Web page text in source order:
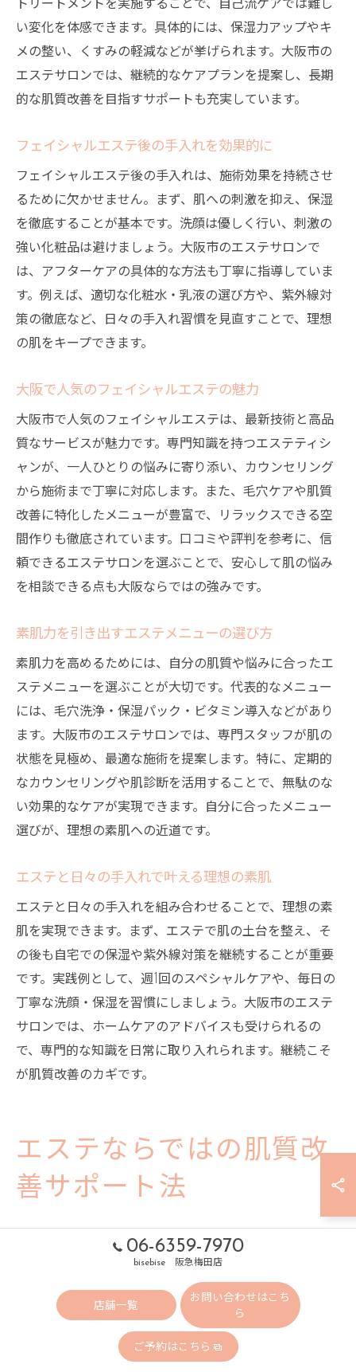
い変化を体感できます。具体的には、保湿力アップやキ
メの整い、くすみの軽減などが挙げられます。大阪市の
エステサロンでは、継続的なケアプランを提案し、長期
的な肌質改善を目指すサポートも充実しています。
フェイシャルエステ後の手入れを効果的に
フェイシャルエステ後の手入れは、施術効果を持続させ
るために欠かせません。まず、肌への刺激を抑え、保湿
を徹底することが基本です。洗顔は優しく行い、刺激の
強い化粧品は避けましょう。大阪市のエステサロンで
は、アフターケアの具体的な方法も丁寧に指導していま
す。例えば、適切な化粧水・乳液の選び方や、紫外線対
策の徹底など、日々の手入れ習慣を見直すことで、理想
の肌をキープできます。
大阪で人気のフェイシャルエステの魅力
大阪市で人気のフェイシャルエステは、最新技術と高品
質なサービスが魅力です。専門知識を持つエステティシ
ャンが、一人ひとりの悩みに寄り添い、カウンセリング
から施術まで丁寧に対応します。また、毛穴ケアや肌質
改善に特化したメニューが豊富で、リラックスできる空
間作りも徹底されています。口コミや評判を参考に、信
頼できるエステサロンを選ぶことで、安心して肌の悩み
を相談できる点も大阪ならではの強みです。
素肌力を引き出すエステメニューの選び方
素肌力を高めるためには、自分の肌質や悩みに合ったエ
ステメニューを選ぶことが大切です。代表的なメニュー
には、毛穴洗浄・保湿パック・ビタミン導入などがあり
ます。大阪市のエステサロンでは、専門スタッフが肌の
状態を見極め、最適な施術を提案します。特に、定期的
なカウンセリングや肌診断を活用することで、無駄のな
い効果的なケアが実現できます。自分に合ったメニュー
選びが、理想の素肌への近道です。
エステと日々の手入れで叶える理想の素肌
エステと日々の手入れを組み合わせることで、理想の素
肌を実現できます。まず、エステで肌の土台を整え、そ
の後も自宅での保湿や紫外線対策を継続することが重要
です。実践例として、週1回のスペシャルケアや、毎日の
丁寧な洗顔・保湿を習慣にしましょう。大阪市のエステ
サロンでは、ホームケアのアドバイスも受けられるの
で、専門的な知識を日常に取り入れられます。継続こそ
が肌質改善のカギです。
エステならではの肌質改
善サポート法
エステ独自の肌質改善サポートの特徴
大阪府大阪市のエステでは、毛穴ケアや肌質改善に特化
した独自のサポートが受けられます。なぜなら、専門ス
タッフによるカウンセリングで個々の肌悩みを把握し、
最適な施術プランを提案するからです。例えば、ハイド
ラフェイシャルやレーザートリートメントなど、普段の
06-6359-7970
bisebise 阪急梅田店
店舗一覧
お問い合わせはこち
ら
ご予約はこちら